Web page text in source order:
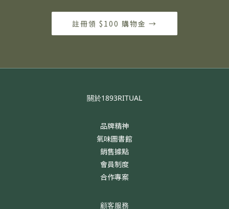
註冊領 $100 購物金 →
關於1893RITUAL
品牌精神
氣味圖書館
銷售據點
會員制度
合作專案
顧客服務